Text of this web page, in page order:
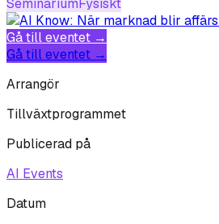
SeminariumFysiskt
Gå till eventet →
Gå till eventet →
Arrangör
Tillväxtprogrammet
Publicerad på
AI Events
Datum